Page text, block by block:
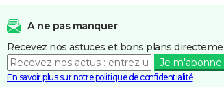
A ne pas manquer
Recevez nos astuces et bons plans
Je m'abonne
En savoir plus sur notre politique de confidentialité